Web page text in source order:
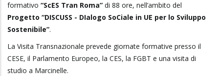
formativo “ScES Tran Roma” di 88 ore, nell’ambito del
Progetto “DISCUSS - DIalogo SoCiale in UE per lo Sviluppo
Sostenibile”.
La Visita Transnazionale prevede giornate formative presso il
CESE, il Parlamento Europeo, la CES, la FGBT e una visita di
studio a Marcinelle.